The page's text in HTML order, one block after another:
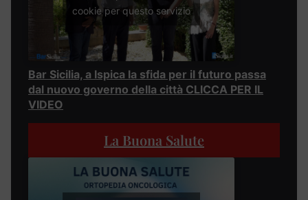
cookie per questo servizio
Bar Sicilia, a Ispica la sfida per il futuro passa
dal nuovo governo della città CLICCA PER IL
VIDEO
La Buona Salute